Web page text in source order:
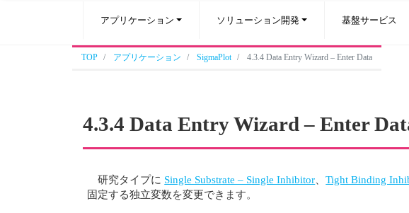
アプリケーション ソリューション開発 基盤サービス
TOP アプリケーション SigmaPlot 4.3.4 Data Entry Wizard – Enter Data
4.3.4 Data Entry Wizard – Enter
研究タイプに Single Substrate – Single Inhibitor 、Tight Binding
固定する独立変数を変更できます。